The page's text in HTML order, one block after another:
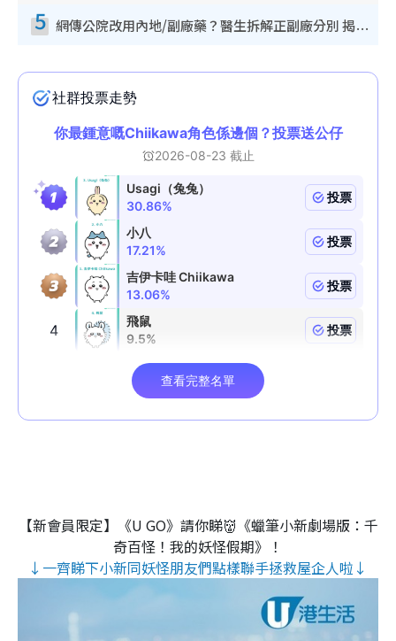
5 網傳公院改用內地/副廠藥？醫生拆解正副廠分別 揭4類人換藥隨時出事
【新會員限定】《U GO》請你睇👹《蠟筆小新劇場版：千
奇百怪！我的妖怪假期》！
↓一齊睇下小新同妖怪朋友們點樣聯手拯救屋企人啦↓